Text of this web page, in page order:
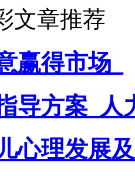
文章推荐
赢得市场_
导方案_人
心理发展